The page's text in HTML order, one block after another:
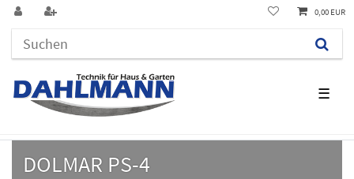
☰
0,00 EUR
DOLMAR PS-4